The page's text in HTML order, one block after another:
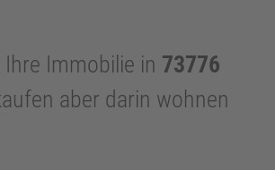
Immobilie in 73776
aber darin wohnen